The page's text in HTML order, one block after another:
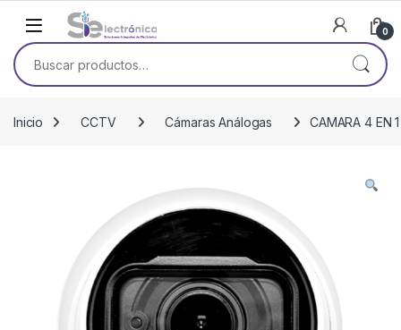
Skip to navigation
Skip to content
0
Buscar por:
Inicio CCTV Cámaras Análogas CAMARA 4 EN